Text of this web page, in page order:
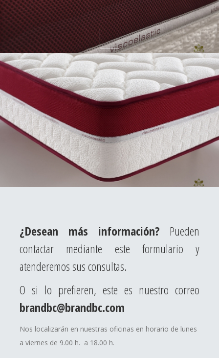
¿Desean más información? Pueden
contactar mediante este formulario y
atenderemos sus consultas.
O si lo prefieren, este es nuestro correo
brandbc@brandbc.com
Nos localizarán en nuestras oficinas en horario de lunes
a viernes de 9.00 h. a 18.00 h.